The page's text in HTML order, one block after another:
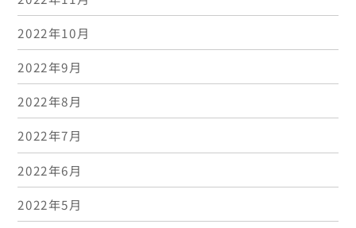
2022年10月
2022年9月
2022年8月
2022年7月
2022年6月
2022年5月